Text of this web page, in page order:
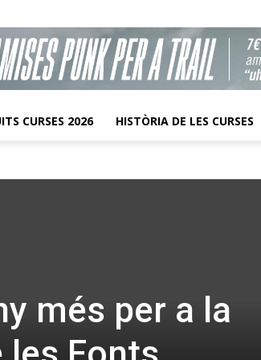
CURSES 2026 HISTÒRIA DE LES CURSES
més per a la